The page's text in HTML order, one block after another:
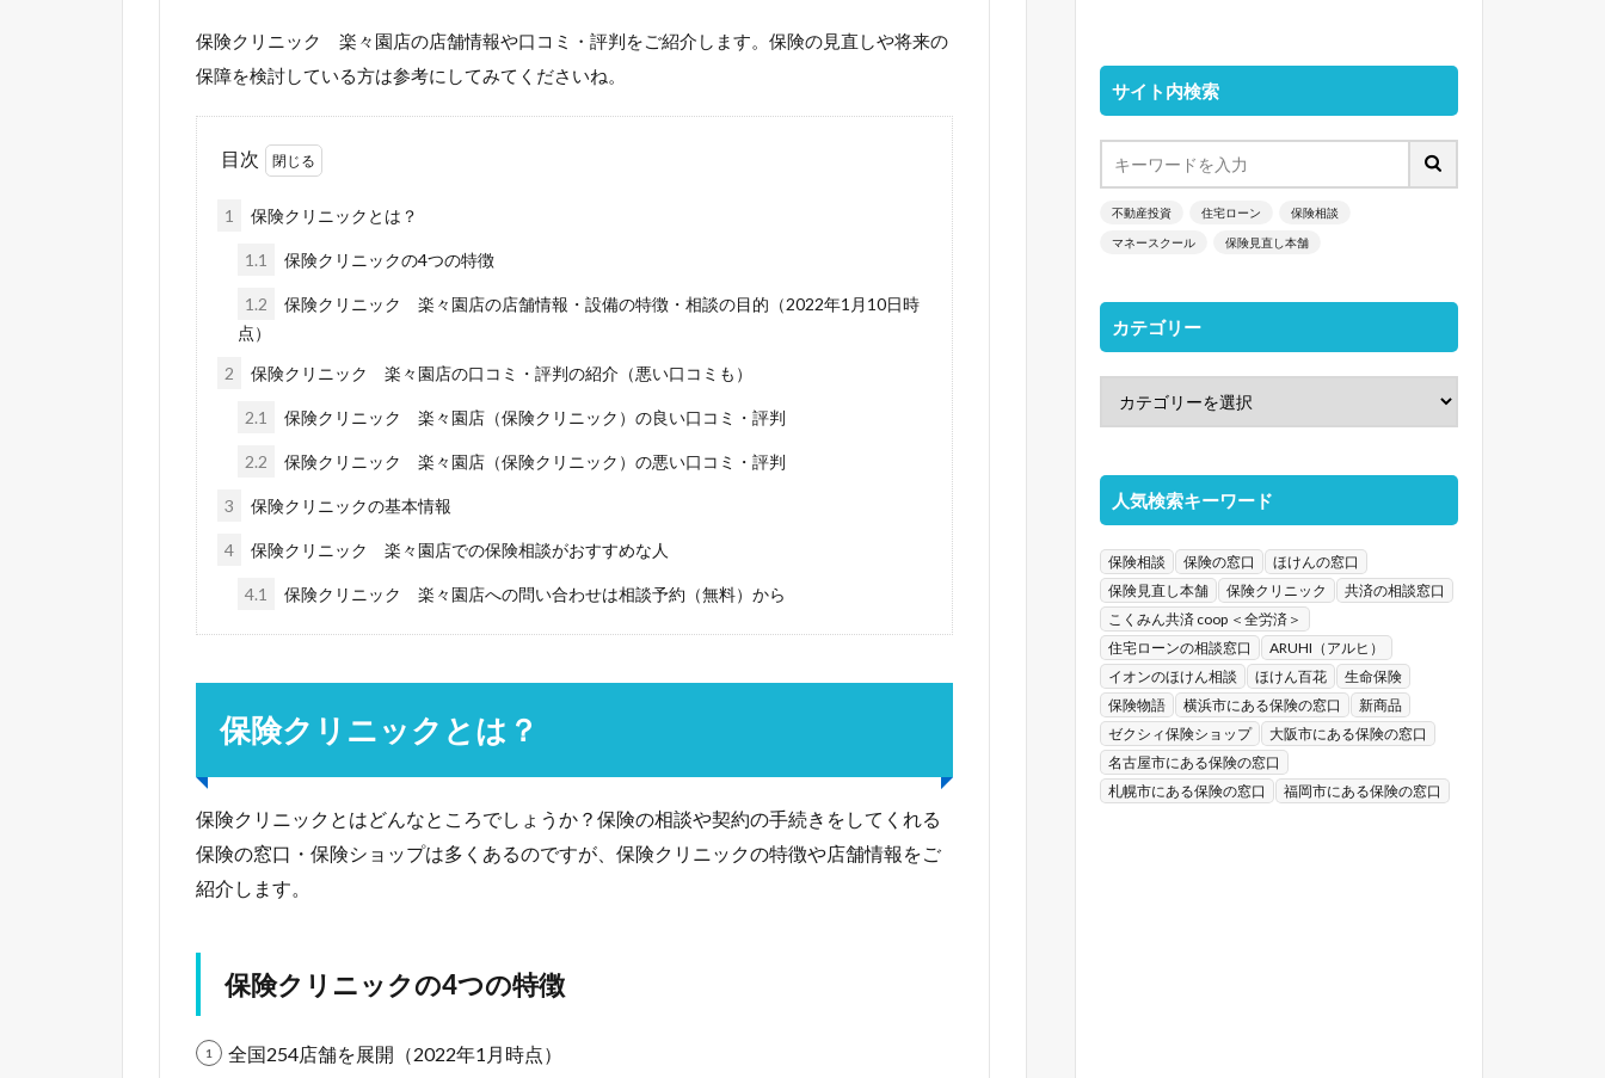
保険クリニック 楽々園店の店舗情報や口コミ・評判をご紹介します。保険の見直しや将来の
保障を検討している方は参考にしてみてくださいね。
目次
1 保険クリニックとは？
1.1 保険クリニックの4つの特徴
1.2
保険クリニック 楽々園店の店舗情報・設備の特徴・相談の目的（2022年1月10日時
点）
2
保険クリニック 楽々園店の口コミ・評判の紹介（悪い口コミも）
2.1 保険クリニック 楽々園店（保険クリニック）の良い口コミ・評判
2.2 保険クリニック 楽々園店（保険クリニック）の悪い口コミ・評判
3 保険クリニックの基本情報
4 保険クリニック 楽々園店での保険相談がおすすめな人
4.1 保険クリニック 楽々園店への問い合わせは相談予約（無料）から
保険クリニックとは？
保険クリニックとはどんなところでしょうか？保険の相談や契約の手続きをしてくれる
保険の窓口・保険ショップは多くあるのですが、保険クリニックの特徴や店舗情報をご
紹介します。
保険クリニックの4つの特徴
全国254店舗を展開（2022年1月時点）
サイト内検索
不動産投資 住宅ローン 保険相談
マネースクール 保険見直し本舗
カテゴリー
人気検索キーワード
保険相談 保険の窓口
ほけんの窓口
保険見直し本舗
保険クリニック
共済の相談窓口
こくみん共済 coop ＜全労済＞
住宅ローンの相談窓口
ARUHI（アルヒ）
イオンのほけん相談
ほけん百花
生命保険
保険物語
横浜市にある保険の窓口
新商品
ゼクシィ保険ショップ
大阪市にある保険の窓口
名古屋市にある保険の窓口
札幌市にある保険の窓口
福岡市にある保険の窓口